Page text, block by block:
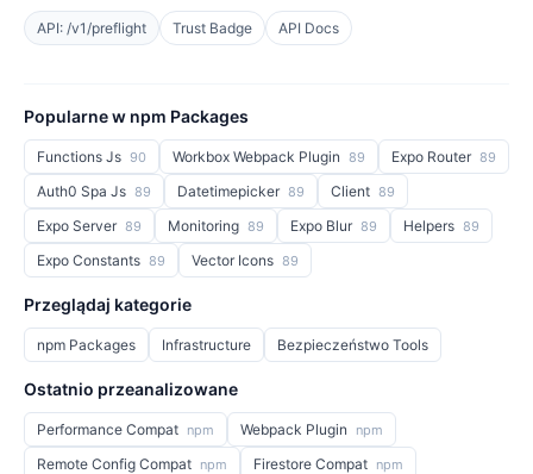
API: /v1/preflight Trust Badge API Docs
Popularne w npm Packages
Functions Js 90 Workbox Webpack Plugin 89 Expo Router 89
Auth0 Spa Js 89 Datetimepicker 89 Client 89
Expo Server 89 Monitoring 89 Expo Blur 89 Helpers 89
Expo Constants 89 Vector Icons 89
Przeglądaj kategorie
npm Packages Infrastructure Bezpieczeństwo Tools
Ostatnio przeanalizowane
Performance Compat npm Webpack Plugin npm
Remote Config Compat npm Firestore Compat npm